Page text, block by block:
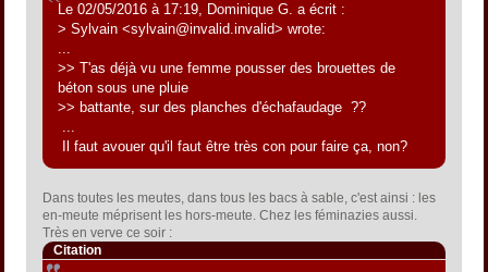
Le 02/05/2016 à 17:19, Dominique G. a écrit :
> Sylvain <sylvain@invalid.invalid> wrote:
...
>> T'as déjà vu une femme pousser des brouettes de
béton sous une pluie
>> battante, sur des planches d'échafaudage ??
...
Il faut avouer qu'il faut être très con pour faire ça, non?
Dans toutes les meutes, dans tous les bacs à sable, c'est ainsi : les
en-meute méprisent les hors-meute. Chez les féminazies aussi.
Très en verve ce soir :
Citation